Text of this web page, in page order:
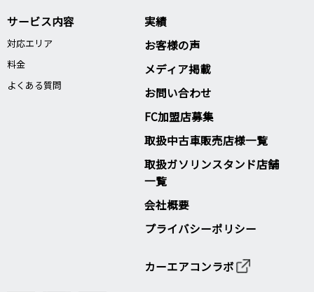
サービス内容
対応エリア
料金
よくある質問
実績
お客様の声
メディア掲載
お問い合わせ
FC加盟店募集
取扱中古車販売店様一覧
取扱ガソリンスタンド店舗
一覧
会社概要
プライバシーポリシー
カーエアコンラボ